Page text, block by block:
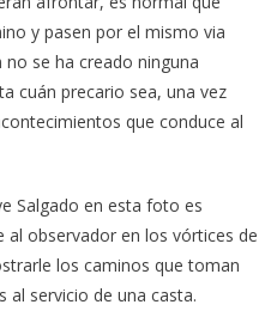
y pasen por el mismo via
se ha creado ninguna
cuán precario sea, una vez
que conduce al
Salgado en esta foto es
observador en los vórtices de
los caminos que toman
al servicio de una casta.